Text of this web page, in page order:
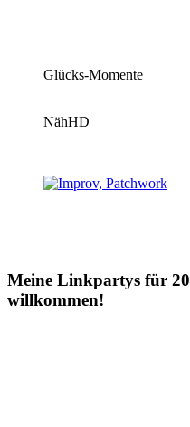
Glücks-Momente
NähHD
Meine Linkpartys für
willkommen!